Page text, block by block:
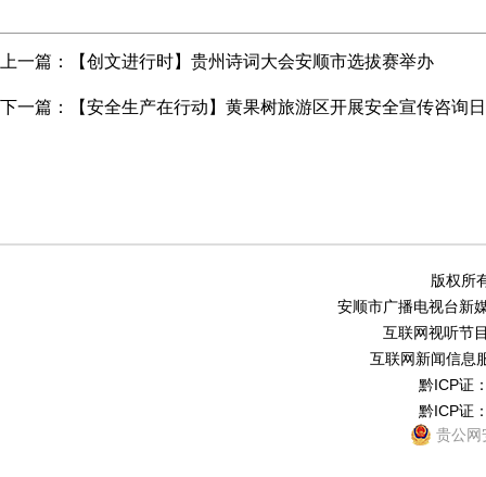
上一篇： 【创文进行时】贵州诗词大会安顺市选拔赛举办
下一篇： 【安全生产在行动】黄果树旅游区开展安全宣传咨询
版权所
安顺市广播电视台新
互联网视听节
互联网新闻信息
黔ICP证
黔ICP证
贵公